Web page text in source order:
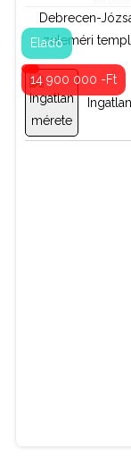
14 900 000 -Ft
Eladó
Debrecen-
zeleméri